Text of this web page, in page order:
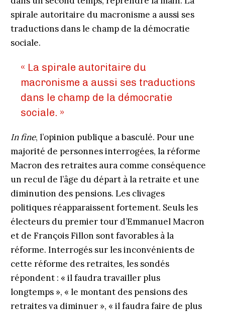
spirale autoritaire du macronisme a aussi ses
traductions dans le champ de la démocratie
sociale.
« La spirale autoritaire du
macronisme a aussi ses traductions
dans le champ de la démocratie
sociale. »
In fine, l’opinion publique a basculé. Pour une
majorité de personnes interrogées, la réforme
Macron des retraites aura comme conséquence
un recul de l’âge du départ à la retraite et une
diminution des pensions. Les clivages
politiques réapparaissent fortement. Seuls les
électeurs du premier tour d’Emmanuel Macron
et de François Fillon sont favorables à la
réforme. Interrogés sur les inconvénients de
cette réforme des retraites, les sondés
répondent : « il faudra travailler plus
longtemps », « le montant des pensions des
retraites va diminuer », « il faudra faire de plus